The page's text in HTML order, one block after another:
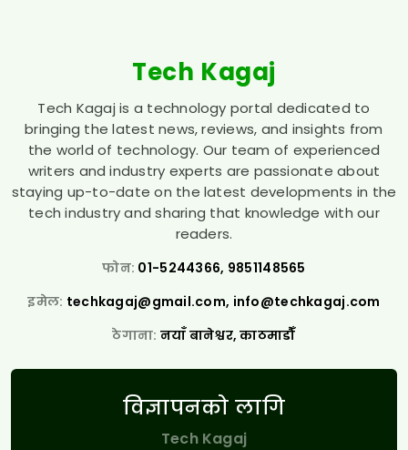
Tech Kagaj
Tech Kagaj is a technology portal dedicated to
bringing the latest news, reviews, and insights from
the world of technology. Our team of experienced
writers and industry experts are passionate about
staying up-to-date on the latest developments in the
tech industry and sharing that knowledge with our
readers.
फोन: 01-5244366, 9851148565
इमेल: techkagaj@gmail.com, info@techkagaj.com
ठेगाना: नयाँ बानेश्वर, काठमाडौँ
विज्ञापनको लागि
Tech Kagaj